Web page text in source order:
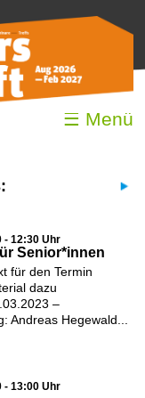
☰ Menü
- 12:30 Uhr
Senior*innen
für den Termin
dazu
–
Andreas Hegewald...
- 13:00 Uhr